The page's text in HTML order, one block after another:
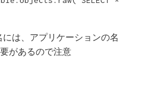
は、アプリケーションの名
があるので注意